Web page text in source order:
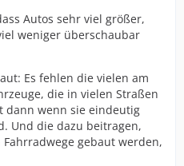
Autos sehr viel größer,
weniger überschaubar
Es fehlen die vielen am
die in vielen Straßen
dann wenn sie eindeutig
Und die dazu beitragen,
gebaut werden,